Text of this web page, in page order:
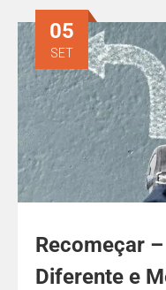
Recomeçar
Diferente e
05
SET